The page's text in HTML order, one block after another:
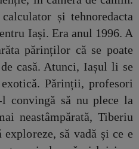
și tehnoredacta
Iași. Era anul 1996. A
părinților că se poate
casă. Atunci, Iașul li se
Părinții, profesori
convingă să nu plece la
neastâmpărată, Tiberiu
să vadă și ce e